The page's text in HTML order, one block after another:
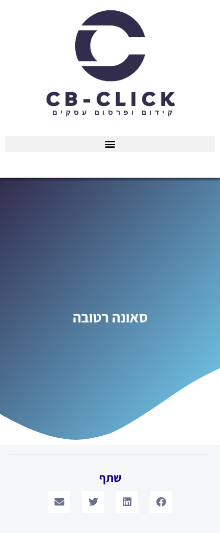
סאונה רטובה
שתף